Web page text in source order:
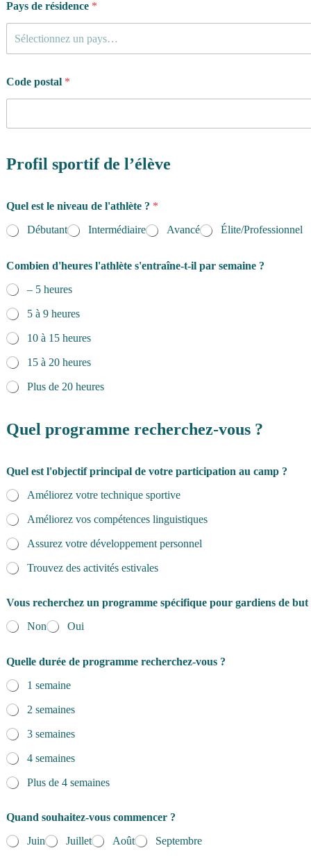
Pays de résidence *
Sélectionnez un pays…
Code postal *
Profil sportif de l’élève
Quel est le niveau de l'athlète ? *
Débutant
Intermédiaire Avancé Élite/Professionnel
Combien d'heures l'athlète s'entraîne-t-il par semaine ?
– 5 heures
5 à 9 heures
10 à 15 heures
15 à 20 heures
Plus de 20 heures
Quel programme recherchez-vous ?
Quel est l'objectif principal de votre participation au camp ?
Améliorez votre technique sportive
Améliorez vos compétences linguistiques
Assurez votre développement personnel
Trouvez des activités estivales
Vous recherchez un programme spécifique pour gardiens de but
Non
Oui
Quelle durée de programme recherchez-vous ?
1 semaine
2 semaines
3 semaines
4 semaines
Plus de 4 semaines
Quand souhaitez-vous commencer ?
Juin
Juillet Août Septembre